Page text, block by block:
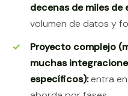
decenas de miles de
volumen de datos y
Proyecto complejo
muchas
específicos):entra